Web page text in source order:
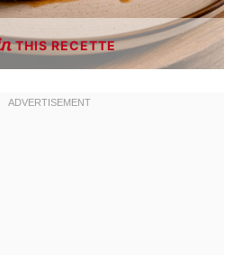
THIS RECETTE